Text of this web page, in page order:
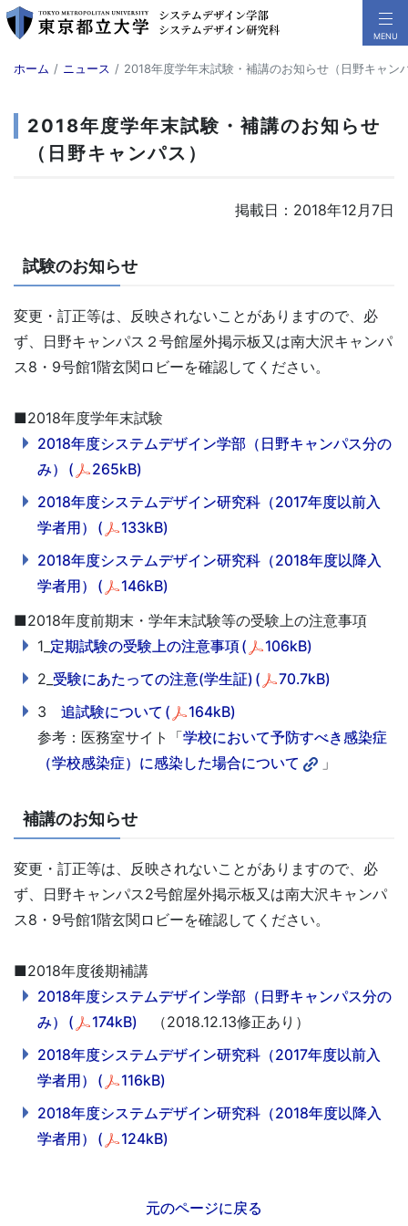
ホーム ニュース 2018年度学年末試験・補講のお知らせ（日野キャン
2018年度学年末試験・補講のお知らせ
（日野キャンパス）
掲載日：2018年12月7日
試験のお知らせ
変更・訂正等は、反映されないことがありますので、必
ず、日野キャンパス２号館屋外掲示板又は南大沢キャンパ
ス8・9号館1階玄関ロビーを確認してください。
■2018年度学年末試験
2018年度システムデザイン学部（日野キャンパス分の
み）
(
265kB)
2018年度システムデザイン研究科（2017年度以前入
学者用）
(
133kB)
2018年度システムデザイン研究科（2018年度以降入
学者用）
(
146kB)
■2018年度前期末・学年末試験等の受験上の注意事項
1_ 定期試験の受験上の注意事項(
106kB)
2_ 受験にあたっての注意(学生証) (
70.7kB)
3 追試験について (
164kB)
参考：医務室サイト「学校において予防すべき感染症
（学校感染症）に感染した場合について
」
補講のお知らせ
変更・訂正等は、反映されないことがありますので、必
ず、日野キャンパス2号館屋外掲示板又は南大沢キャンパ
ス8・9号館1階玄関ロビーを確認してください。
■2018年度後期補講
2018年度システムデザイン学部（日野キャンパス分の
み）
( 174kB) （2018.12.13修正あり）
2018年度システムデザイン研究科（2017年度以前入
学者用）
(
116kB)
2018年度システムデザイン研究科（2018年度以降入
学者用）
( 124kB)
元のページに戻る